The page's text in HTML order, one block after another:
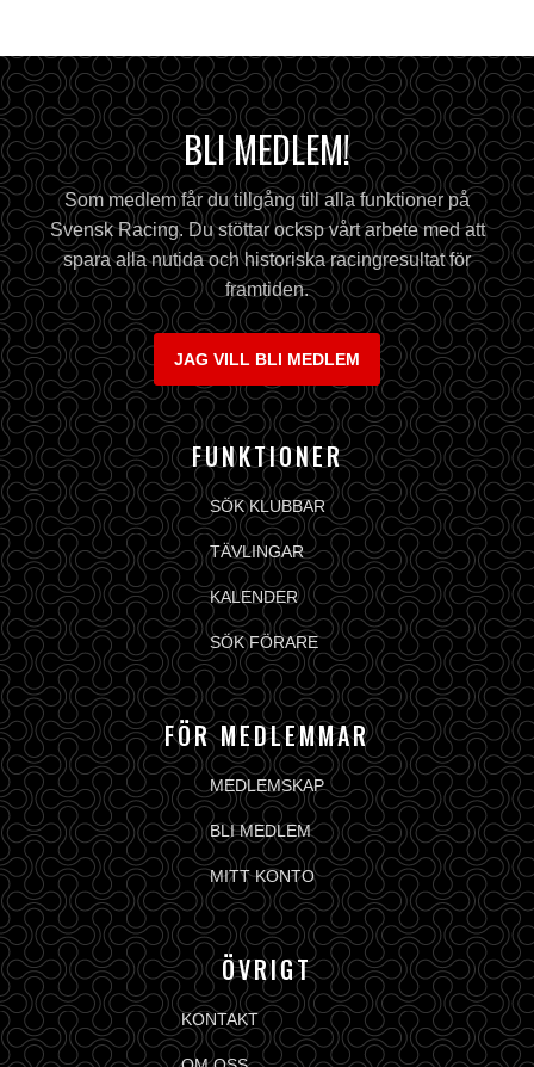
BLI MEDLEM!
Som medlem får du tillgång till alla funktioner på
Svensk Racing. Du stöttar ocksp vårt arbete med att
spara alla nutida och historiska racingresultat för
framtiden.
JAG VILL BLI MEDLEM
FUNKTIONER
SÖK KLUBBAR
TÄVLINGAR
KALENDER
SÖK FÖRARE
FÖR MEDLEMMAR
MEDLEMSKAP
BLI MEDLEM
MITT KONTO
ÖVRIGT
KONTAKT